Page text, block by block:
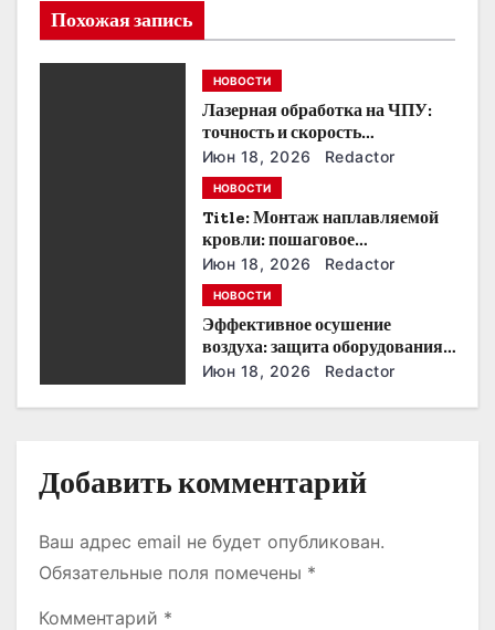
я
п
я
Похожая запись
НОВОСТИ
Лазерная обработка на ЧПУ:
точность и скорость
производства
Июн 18, 2026 Redactor
НОВОСТИ
Title: Монтаж наплавляемой
кровли: пошаговое
руководство и советы
Июн 18, 2026 Redactor
НОВОСТИ
Эффективное осушение
воздуха: защита оборудования
и производства
Июн 18, 2026 Redactor
Добавить комментарий
Ваш адрес email не будет опубликован.
Обязательные поля помечены *
Комментарий *